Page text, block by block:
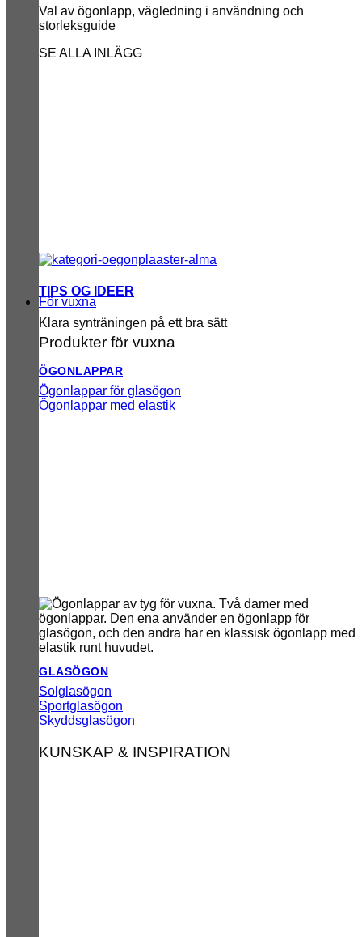
Val av ögonlapp, vägledning i användning och
storleksguide
SE ALLA INLÄGG
TIPS OG IDEER
Klara synträningen på ett bra sätt
För vuxna
Produkter för vuxna
ÖGONLAPPAR
Ögonlappar för glasögon
Ögonlappar med elastik
GLASÖGON
Solglasögon
Sportglasögon
Skyddsglasögon
KUNSKAP & INSPIRATION